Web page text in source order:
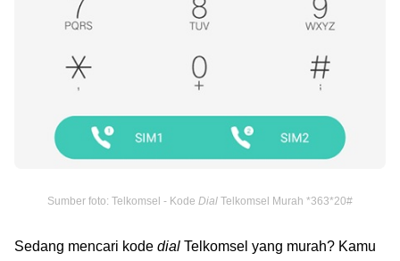
Sumber foto: Telkomsel - Kode Dial Telkomsel Murah *363*20#
Sedang mencari kode dial Telkomsel yang murah? Kamu